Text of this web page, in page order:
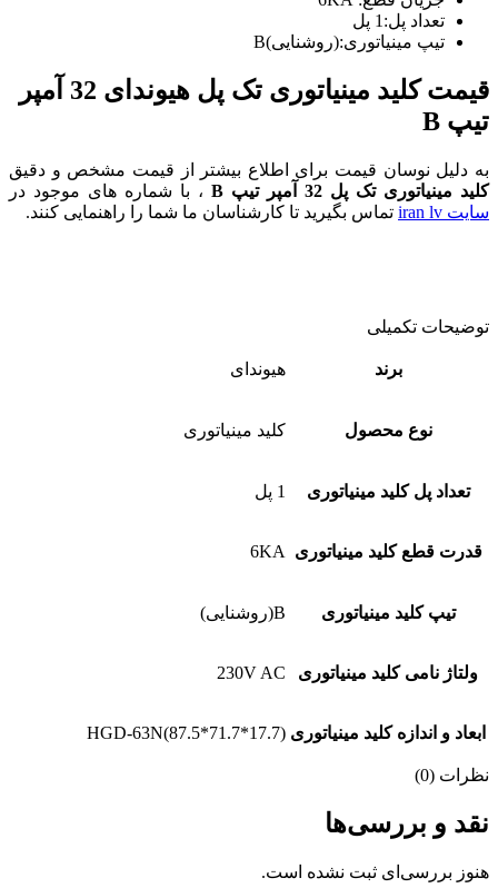
تعداد پل:1 پل
تیپ مینیاتوری:(روشنایی)B
قیمت کلید مینیاتوری تک پل هیوندای 32 آمپر
تیپ B
به دلیل نوسان قیمت برای اطلاع بیشتر از قیمت مشخص و دقیق
کلید مینیاتوری تک پل 32 آمپر تیپ B
، با شماره های موجود در
سایت iran lv
تماس بگیرید تا کارشناسان ما شما را راهنمایی کنند.
توضیحات تکمیلی
برند هیوندای
نوع محصول کلید مینیاتوری
تعداد پل کلید مینیاتوری 1 پل
قدرت قطع کلید مینیاتوری 6KA
تیپ کلید مینیاتوری B(روشنایی)
ولتاژ نامی کلید مینیاتوری 230V AC
ابعاد و اندازه کلید مینیاتوری HGD-63N(87.5*71.7*17.7)
نظرات (0)
نقد و بررسی‌ها
هنوز بررسی‌ای ثبت نشده است.